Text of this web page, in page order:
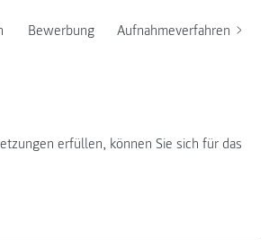
Bewerbung Aufnahmeverfahren
erfüllen, können Sie sich für das